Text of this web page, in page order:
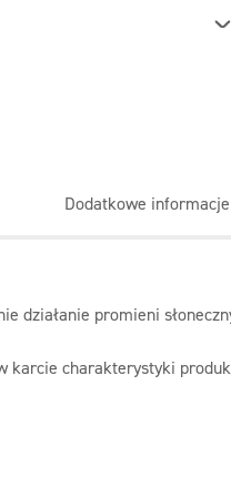
są niezastąpione w
1-on,
Dodatkowe informacje
działanie promieni
karcie charakterystyki